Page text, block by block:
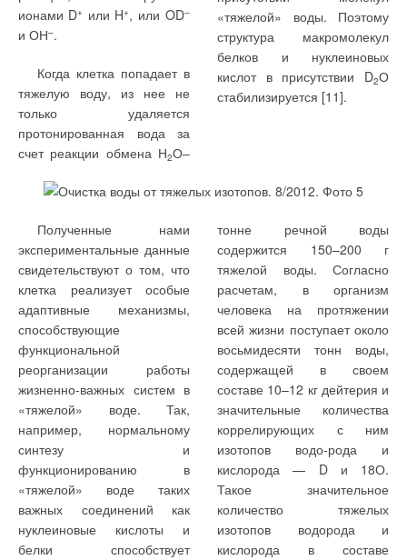
ионами D+ или H+, или OD–
и ОН–.
Когда клетка попадает в
тяжелую воду, из нее не
только удаляется
протонированная вода за
счет реакции обмена Н2О–
«тяжелой» воды. Поэтому
структура макромолекул
белков и нуклеиновых
кислот в присутствии D2О
стабилизируется [11].
Полученные нами
экспериментальные данные
свидетельствуют о том, что
клетка реализует особые
адаптивные механизмы,
способствующие
функциональной
реорганизации работы
жизненно-важных систем в
«тяжелой» воде. Так,
например, нормальному
синтезу и
функционированию в
«тяжелой» воде таких
важных соединений как
нуклеиновые кислоты и
белки способствует
тонне речной воды
содержится 150–200 г
тяжелой воды. Согласно
расчетам, в организм
человека на протяжении
всей жизни поступает около
восьмидесяти тонн воды,
содержащей в своем
составе 10–12 кг дейтерия и
значительные количества
коррелирующих с ним
изотопов водо-рода и
кислорода — D и 18О.
Такое значительное
количество тяжелых
изотопов водорода и
кислорода в составе